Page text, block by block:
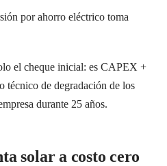
por ahorro eléctrico toma
el cheque inicial: es CAPEX +
técnico de degradación de los
durante 25 años.
solar a costo cero